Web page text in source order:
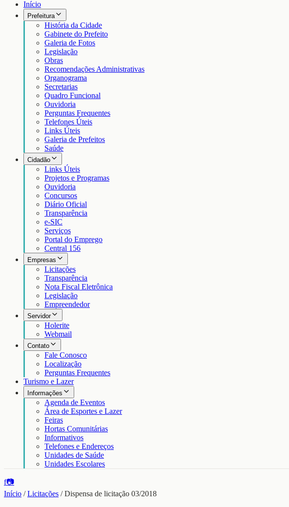
Início
Prefeitura
História da Cidade
Gabinete do Prefeito
Galeria de Fotos
Legislação
Obras
Recomendações Administrativas
Organograma
Secretarias
Quadro Funcional
Ouvidoria
Perguntas Frequentes
Telefones Úteis
Links Úteis
Galeria de Prefeitos
Saúde
Cidadão
Links Úteis
Projetos e Programas
Ouvidoria
Concursos
Diário Oficial
Transparência
e-SIC
Serviços
Portal do Emprego
Central 156
Empresas
Licitações
Transparência
Nota Fiscal Eletrônica
Legislação
Empreendedor
Servidor
Holerite
Webmail
Contato
Fale Conosco
Localização
Perguntas Frequentes
Turismo e Lazer
Informações
Agenda de Eventos
Área de Esportes e Lazer
Feiras
Hortas Comunitárias
Informativos
Telefones e Endereços
Unidades de Saúde
Unidades Escolares
f📷
Início /Licitações /Dispensa de licitação 03/2018